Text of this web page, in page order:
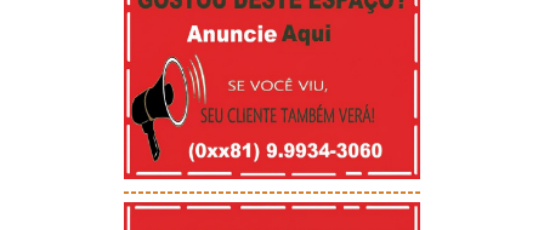
-----------------------------------------